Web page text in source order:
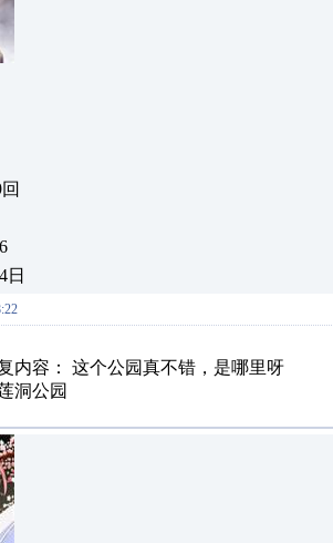
日
内容： 这个公园真不错，是哪里呀
洞公园